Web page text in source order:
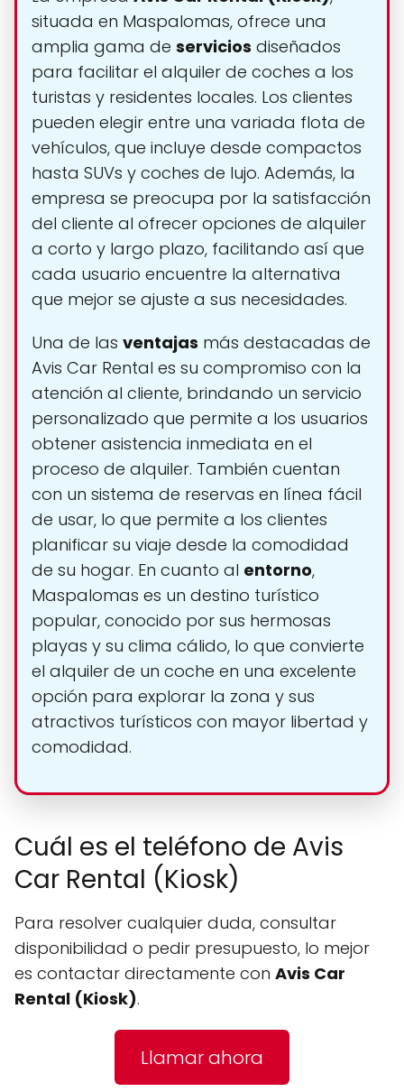
situada en Maspalomas, ofrece una
amplia gama de servicios diseñados
para facilitar el alquiler de coches a los
turistas y residentes locales. Los clientes
pueden elegir entre una variada flota de
vehículos, que incluye desde compactos
hasta SUVs y coches de lujo. Además, la
empresa se preocupa por la satisfacción
del cliente al ofrecer opciones de alquiler
a corto y largo plazo, facilitando así que
cada usuario encuentre la alternativa
que mejor se ajuste a sus necesidades.
Una de las ventajas más destacadas de
Avis Car Rental es su compromiso con la
atención al cliente, brindando un servicio
personalizado que permite a los usuarios
obtener asistencia inmediata en el
proceso de alquiler. También cuentan
con un sistema de reservas en línea fácil
de usar, lo que permite a los clientes
planificar su viaje desde la comodidad
de su hogar. En cuanto al entorno,
Maspalomas es un destino turístico
popular, conocido por sus hermosas
playas y su clima cálido, lo que convierte
el alquiler de un coche en una excelente
opción para explorar la zona y sus
atractivos turísticos con mayor libertad y
comodidad.
Cuál es el teléfono de Avis
Car Rental (Kiosk)
Para resolver cualquier duda, consultar
disponibilidad o pedir presupuesto, lo mejor
es contactar directamente con Avis Car
Rental (Kiosk).
Llamar ahora